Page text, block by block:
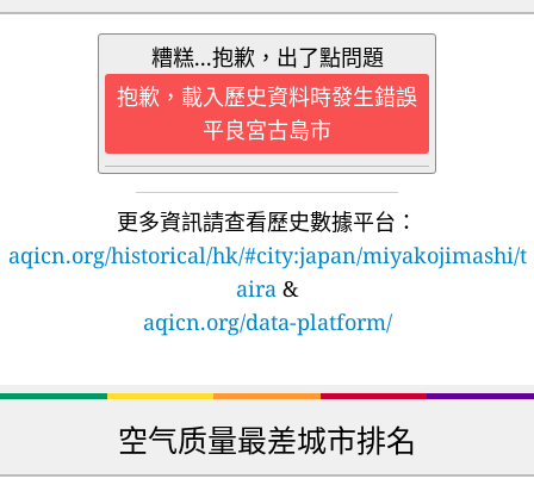
糟糕...抱歉，出了點問題
抱歉，載入歷史資料時發生錯誤
平良宮古島市
更多資訊請查看歷史數據平台：
aqicn.org/historical/hk/#city:japan/miyakojimashi/t
aira &
aqicn.org/data-platform/
空气质量最差城市排名